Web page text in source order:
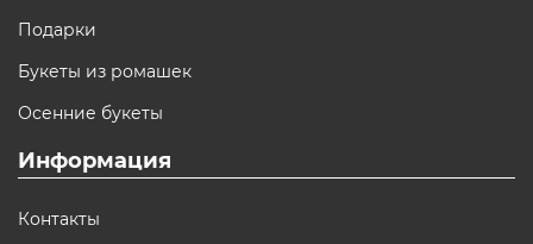
Подарки
Букеты из ромашек
Осенние букеты
Информация
Контакты